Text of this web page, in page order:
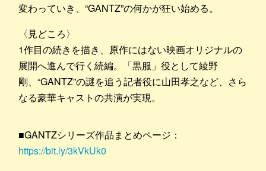
変わっていき、“GANTZ”の何かが狂い始める。
〈見どころ〉
1作目の続きを描き、原作にはない映画オリジナルの
展開へ進んで行く続編。「黒服」役として綾野
剛、“GANTZ”の謎を追う記者役に山田孝之など、さら
なる豪華キャストの共演が実現。
■GANTZシリーズ作品まとめページ：
https://bit.ly/3kVkUk0